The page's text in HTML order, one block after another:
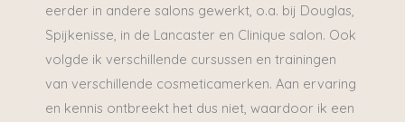
eerder in andere salons gewerkt, o.a. bij Douglas,
Spijkenisse, in de Lancaster en Clinique salon. Ook
volgde ik verschillende cursussen en trainingen
van verschillende cosmeticamerken. Aan ervaring
en kennis ontbreekt het dus niet, waardoor ik een